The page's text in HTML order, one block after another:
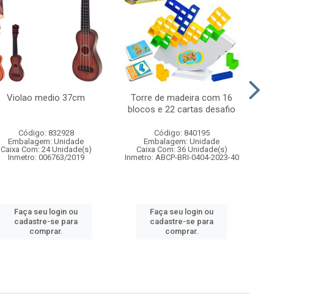
Violao medio 37cm
Código: 832928
Embalagem: Unidade
Caixa Com: 24 Unidade(s)
Inmetro: 006763/2019
Faça seu login ou
cadastre-se para
comprar.
Torre de madeira com 16
blocos e 22 cartas desafio
Código: 840195
Embalagem: Unidade
Caixa Com: 36 Unidade(s)
Inmetro: ABCP-BRI-0404-2023-40
Faça seu login ou
cadastre-se para
comprar.